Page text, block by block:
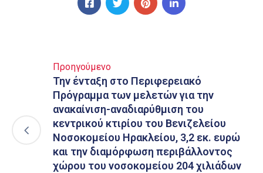
Προηγούμενο
Την ένταξη στο Περιφερειακό
Πρόγραμμα των μελετών για την
ανακαίνιση-αναδιαρύθμιση του
κεντρικού κτιρίου του Βενιζελείου
Νοσοκομείου Ηρακλείου, 3,2 εκ. ευρώ
και την διαμόρφωση περιβάλλοντος
χώρου του νοσοκομείου 204 χιλιάδων